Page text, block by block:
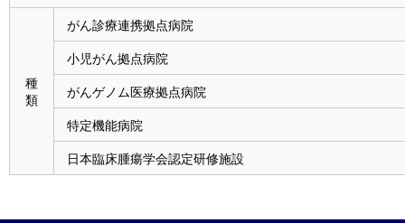
種
類
がん診療連携拠点病院
小児がん拠点病院
がんゲノム医療拠点病院
特定機能病院
日本臨床腫瘍学会認定研修施設